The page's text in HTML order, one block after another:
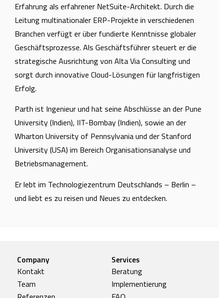
Erfahrung als erfahrener NetSuite-Architekt. Durch die
Leitung multinationaler ERP-Projekte in verschiedenen
Branchen verfügt er über fundierte Kenntnisse globaler
Geschäftsprozesse. Als Geschäftsführer steuert er die
strategische Ausrichtung von Alta Via Consulting und
sorgt durch innovative Cloud-Lösungen für langfristigen
Erfolg.
Parth ist Ingenieur und hat seine Abschlüsse an der Pune
University (Indien), IIT-Bombay (Indien), sowie an der
Wharton University of Pennsylvania und der Stanford
University (USA) im Bereich Organisationsanalyse und
Betriebsmanagement.
Er lebt im Technologiezentrum Deutschlands – Berlin –
und liebt es zu reisen und Neues zu entdecken.
Company
Kontakt
Team
Services
Beratung
Implementierung